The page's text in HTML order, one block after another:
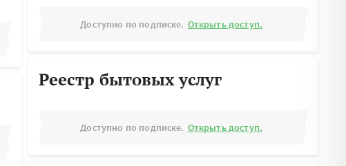
Доступно по подписке. Открыть доступ.
Реестр бытовых услуг
Доступно по подписке. Открыть доступ.